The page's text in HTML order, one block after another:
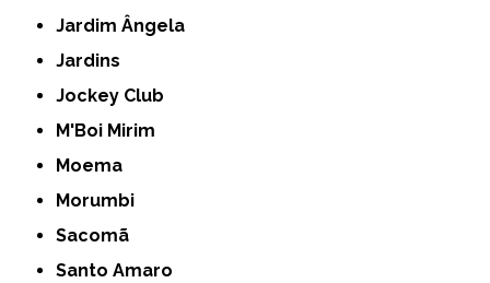
Jardim Ângela
Jardins
Jockey Club
M'Boi Mirim
Moema
Morumbi
Sacomã
Santo Amaro